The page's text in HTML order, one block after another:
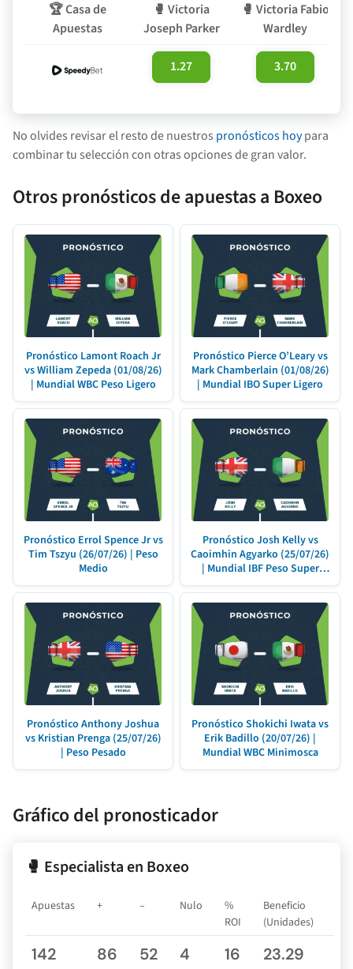
🏆Casa de
Apuestas
🥊 Victoria
Joseph Parker
🥊 Victoria Fabio
Wardley
1.27 3.70
No olvides revisar el resto de nuestros pronósticos hoypara
combinar tu selección con otras opciones de gran valor.
Otros pronósticos de apuestas a Boxeo
Pronóstico Lamont Roach Jr
vs William Zepeda (01/08/26)
| Mundial WBC Peso Ligero
Pronóstico Pierce O’Leary vs
Mark Chamberlain (01/08/26)
| Mundial IBO Super Ligero
Pronóstico Errol Spence Jr vs
Tim Tszyu (26/07/26) | Peso
Medio
Pronóstico Josh Kelly vs
Caoimhin Agyarko (25/07/26)
| Mundial IBF Peso Super
Welter
Pronóstico Anthony Joshua
vs Kristian Prenga (25/07/26)
| Peso Pesado
Pronóstico Shokichi Iwata vs
Erik Badillo (20/07/26) |
Mundial WBC Minimosca
Gráfico del pronosticador
🥊 Especialista en Boxeo
Apuestas + – Nulo
%
ROI
Beneficio
(Unidades)
142 86 52 4 16
23.29